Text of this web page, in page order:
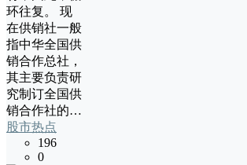
环往复。 现
在供销社一般
指中华全国供
销合作总社，
其主要负责研
究制订全国供
销合作社的…
股市热点
196
0